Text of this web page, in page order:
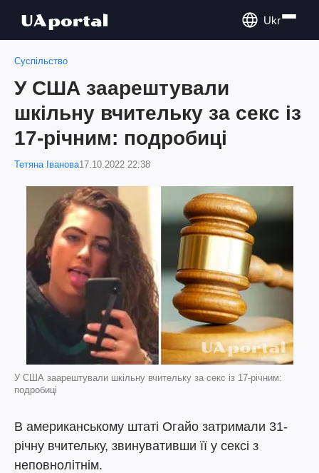
Ukr
Суспільство
У США заарештували
шкільну вчительку за секс із
17-річним: подробиці
Тетяна Іванова17.10.2022 22:38
У США заарештували шкільну вчительку за секс із 17-річним:
подробиці
В американському штаті Огайо затримали 31-
річну вчительку, звинувативши її у сексі з
неповнолітнім.